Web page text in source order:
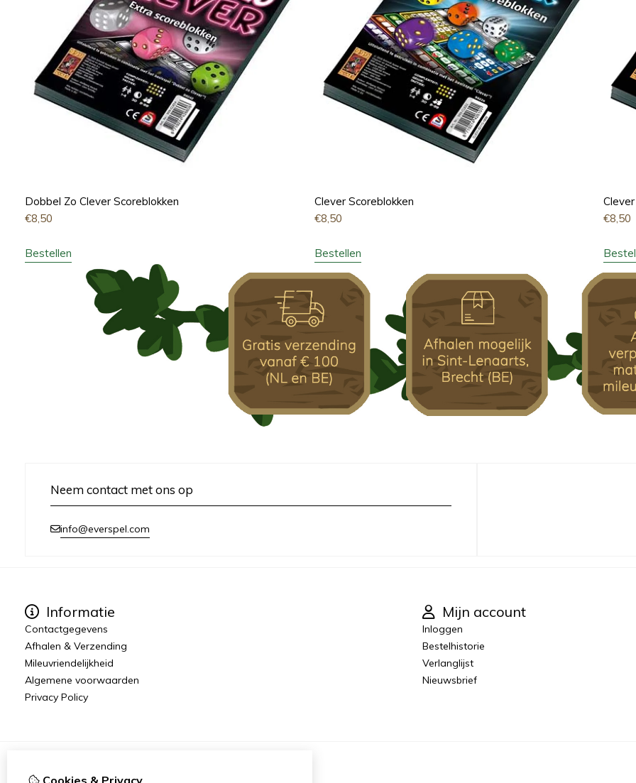
Dobbel Zo Clever Scoreblokken
€8,50
Bestellen
Clever Scoreblokken
€8,50
Bestellen
€8,50
Neem contact met ons op
info@everspel.com
Informatie
Contactgegevens
Afhalen & Verzending
Mileuvriendelijkheid
Algemene voorwaarden
Privacy Policy
Mijn account
Inloggen
Bestelhistorie
Verlanglijst
Nieuwsbrief
Cookies & Privacy